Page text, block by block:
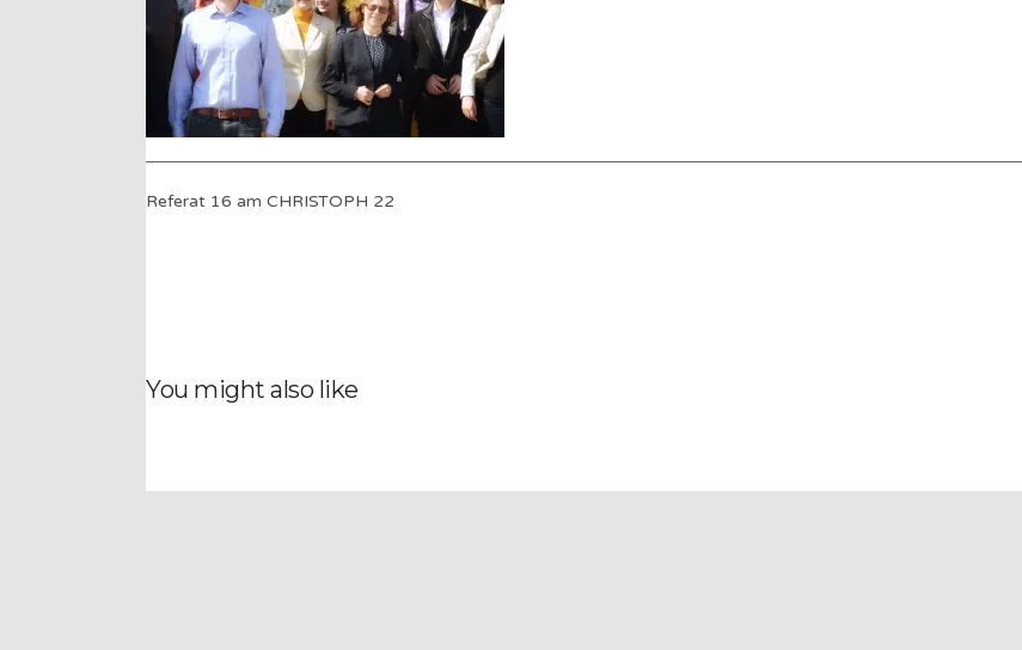
Referat 16 am CHRISTOPH 22
You might also like